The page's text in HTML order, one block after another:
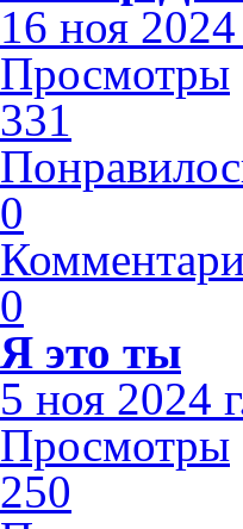
16 ноя 2024
Просмотры
331
0
0
Я это ты
5 ноя 2024
Просмотры
250